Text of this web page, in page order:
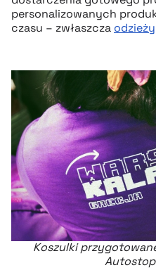
personalizowanych
czasu – zwłaszcza odzieży
Koszulki
Autostop